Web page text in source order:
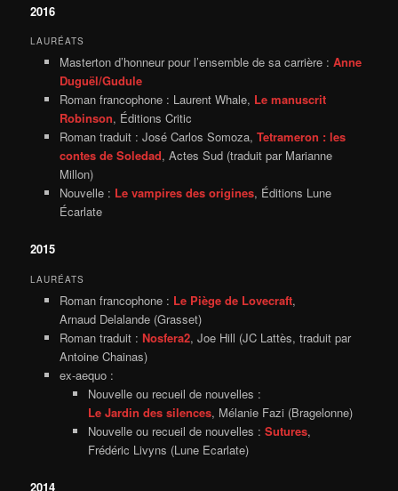
2016
LAURÉATS
Masterton d’honneur pour l’ensemble de sa carrière : Anne
Duguël/Gudule
Roman francophone : Laurent Whale, Le manuscrit
Robinson, Éditions Critic
Roman traduit : José Carlos Somoza, Tetrameron : les
contes de Soledad, Actes Sud (traduit par Marianne
Millon)
Nouvelle : Le vampires des origines, Éditions Lune
Écarlate
2015
LAURÉATS
Roman francophone : Le Piège de Lovecraft,
Arnaud Delalande (Grasset)
Roman traduit : Nosfera2, Joe Hill (JC Lattès, traduit par
Antoine Chainas)
ex-aequo :
Nouvelle ou recueil de nouvelles :
Le Jardin des silences, Mélanie Fazi (Bragelonne)
Nouvelle ou recueil de nouvelles :Sutures,
Frédéric Livyns (Lune Ecarlate)
2014